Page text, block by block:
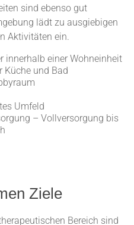
sind ebenso gut
lädt zu ausgiebigen
Aktivitäten ein.
innerhalb einer Wohneinheit
Küche und Bad
Umfeld
– Vollversorgung bis
Ziele
Bereich sind